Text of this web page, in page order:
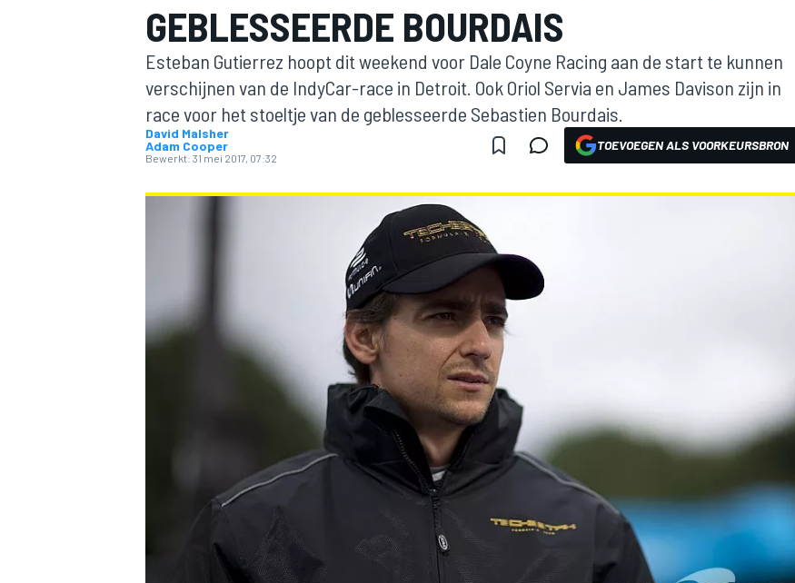
MOTOGP
GEBLESSEERDE BOURDAIS
Esteban Gutierrez hoopt dit weekend voor Dale Coyne Racing aan de start te kunnen
verschijnen van de IndyCar-race in Detroit. Ook Oriol Servia en James Davison zijn in
race voor het stoeltje van de geblesseerde Sebastien Bourdais.
David Malsher
Adam Cooper
Bewerkt: 31 mei 2017, 07:32
TOEVOEGEN ALS VOORKEURSBRON